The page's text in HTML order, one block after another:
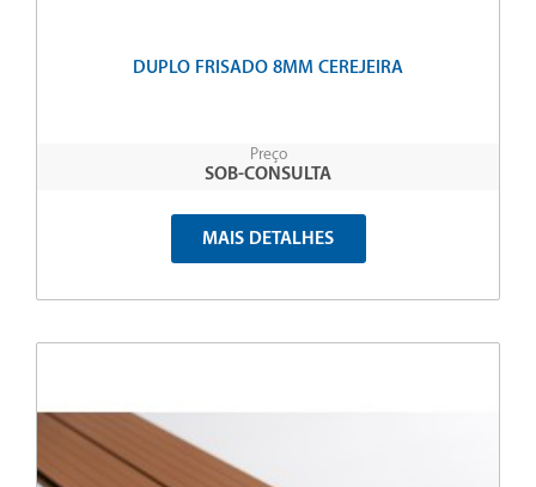
DUPLO FRISADO 8MM CEREJEIRA
Preço
SOB-CONSULTA
MAIS DETALHES